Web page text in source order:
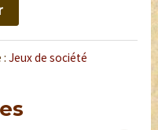
:Jeux de société